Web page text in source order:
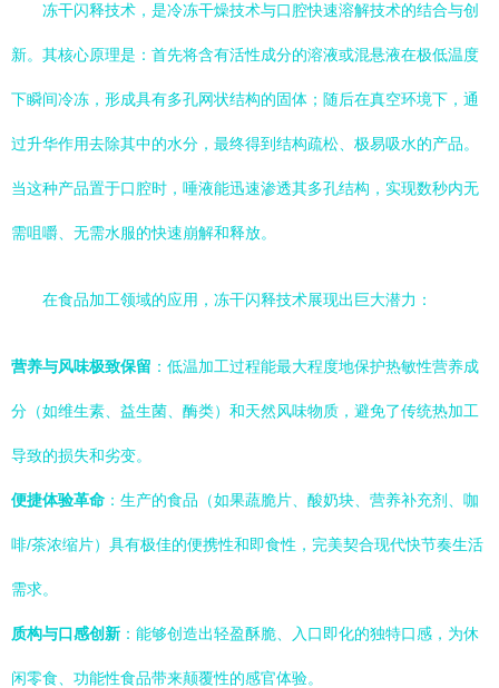
冻干闪释技术，是冷冻干燥技术与口腔快速溶解技术的结合与创
新。其核心原理是：首先将含有活性成分的溶液或混悬液在极低温度
下瞬间冷冻，形成具有多孔网状结构的固体；随后在真空环境下，通
过升华作用去除其中的水分，最终得到结构疏松、极易吸水的产品。
当这种产品置于口腔时，唾液能迅速渗透其多孔结构，实现数秒内无
需咀嚼、无需水服的快速崩解和释放。
在食品加工领域的应用，冻干闪释技术展现出巨大潜力：
营养与风味极致保留 ：低温加工过程能最大程度地保护热敏性营养成
分（如维生素、益生菌、酶类）和天然风味物质，避免了传统热加工
导致的损失和劣变。
便捷体验革命 ：生产的食品（如果蔬脆片、酸奶块、营养补充剂、咖
啡/茶浓缩片）具有极佳的便携性和即食性，完美契合现代快节奏生活
需求。
质构与口感创新 ：能够创造出轻盈酥脆、入口即化的独特口感，为休
闲零食、功能性食品带来颠覆性的感官体验。